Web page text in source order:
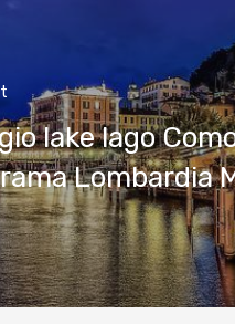
lake lago
Lombardia